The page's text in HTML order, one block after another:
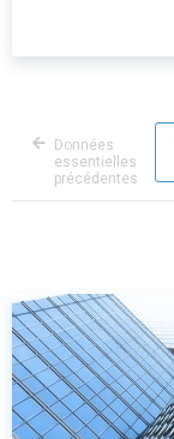
Données
essentielles
précédentes